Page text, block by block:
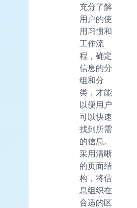
充分了解
用户的使
用习惯和
工作流
程，确定
信息的分
组和分
类，才能
以便用户
可以快速
找到所需
的信息。
采用清晰
的页面结
构，将信
息组织在
合适的区